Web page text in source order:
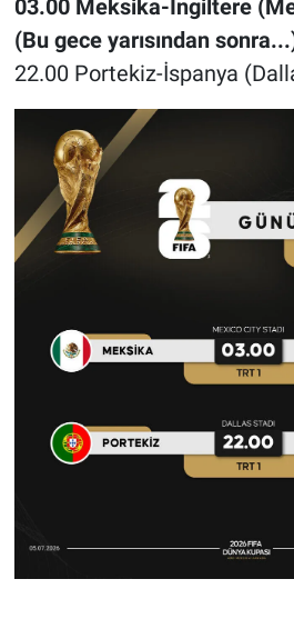
03.00 Meksika-İngiltere
(Bu gece yarısından
22.00 Portekiz-İspanya